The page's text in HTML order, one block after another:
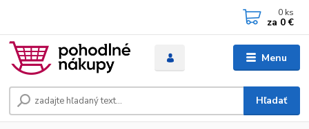
Menu
Hľadať
0 ks
za 0 €